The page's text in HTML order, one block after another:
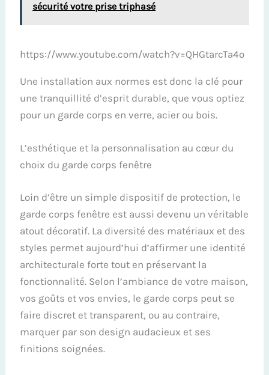
sécurité votre prise triphasé
https://www.youtube.com/watch?v=QHGtarcTa4o
Une installation aux normes est donc la clé pour
une tranquillité d’esprit durable, que vous optiez
pour un garde corps en verre, acier ou bois.
L’esthétique et la personnalisation au cœur du
choix du garde corps fenêtre
Loin d’être un simple dispositif de protection, le
garde corps fenêtre est aussi devenu un véritable
atout décoratif. La diversité des matériaux et des
styles permet aujourd’hui d’affirmer une identité
architecturale forte tout en préservant la
fonctionnalité. Selon l’ambiance de votre maison,
vos goûts et vos envies, le garde corps peut se
faire discret et transparent, ou au contraire,
marquer par son design audacieux et ses
finitions soignées.